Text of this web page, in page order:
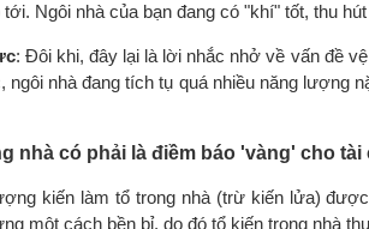
Ngôi nhà của bạn đang có "khí" tốt, thu
: Đôi khi, đây lại là lời nhắc nhở về vấn đề
ngôi nhà đang tích tụ quá nhiều năng lượng
nhà có phải là điềm báo 'vàng' cho tài
kiến làm tổ trong nhà (trừ kiến lửa)
một cách bền bỉ, do đó tổ kiến trong nhà